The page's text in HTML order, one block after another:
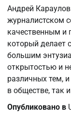
Андрей
журналистском
качественным и
который делает
большим
открытостью и
различных тем,
в обществе, так
Опубликовано в